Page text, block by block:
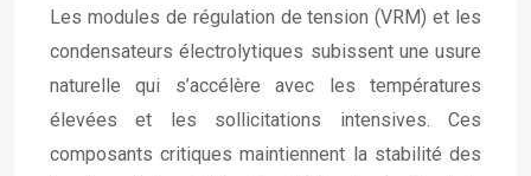
Les modules de régulation de tension (VRM) et les
condensateurs électrolytiques subissent une usure
naturelle qui s’accélère avec les températures
élevées et les sollicitations intensives. Ces
composants critiques maintiennent la stabilité des